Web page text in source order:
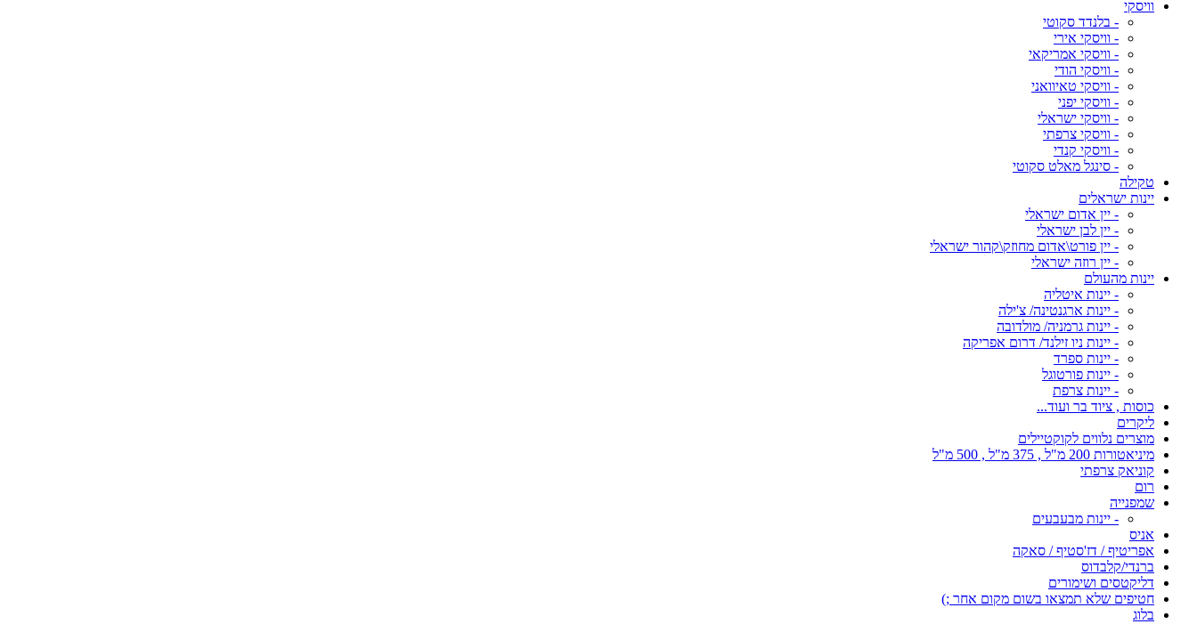
וויסקי
- בלנדד סקוטי
- וויסקי אירי
- וויסקי אמריקאי
- וויסקי הודי
- וויסקי טאיוואני
- וויסקי יפני
- וויסקי ישראלי
- וויסקי צרפתי
- וויסקי קנדי
- סינגל מאלט סקוטי
טקילה
יינות ישראלים
- יין אדום ישראלי
- יין לבן ישראלי
- יין פורט\אדום מחוזק\קהור ישראלי
- יין רוזה ישראלי
יינות מהעולם
- יינות איטליה
- יינות ארגנטינה/ צ'ילה
- יינות גרמניה/ מולדובה
- יינות ניו זילנד/ דרום אפריקה
- יינות ספרד
- יינות פורטוגל
- יינות צרפת
כוסות , ציוד בר ועוד...
ליקרים
מוצרים נלווים לקוקטיילים
מיניאטורות 200 מ"ל , 375 מ"ל , 500 מ"ל
קוניאק צרפתי
רום
שמפנייה
- יינות מבעבעים
אניס
אפריטיף / דז'סטיף / סאקה
ברנדי/קלבדוס
דליקטסים ושימורים
חטיפים שלא תמצאו בשום מקום אחר ;)
בלוג